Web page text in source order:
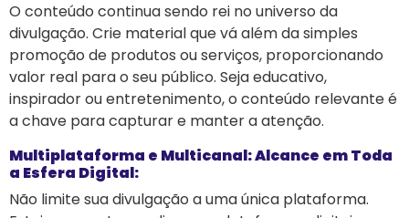
O conteúdo continua sendo rei no universo da
divulgação. Crie material que vá além da simples
promoção de produtos ou serviços, proporcionando
valor real para o seu público. Seja educativo,
inspirador ou entretenimento, o conteúdo relevante é
a chave para capturar e manter a atenção.
Multiplataforma e Multicanal: Alcance em Toda
a Esfera Digital:
Não limite sua divulgação a uma única plataforma.